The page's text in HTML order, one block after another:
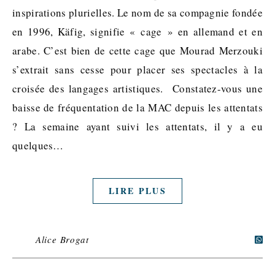
inspirations plurielles. Le nom de sa compagnie fondée
en 1996, Käfig, signifie « cage » en allemand et en
arabe. C’est bien de cette cage que Mourad Merzouki
s’extrait sans cesse pour placer ses spectacles à la
croisée des langages artistiques. Constatez-vous une
baisse de fréquentation de la MAC depuis les attentats
? La semaine ayant suivi les attentats, il y a eu
quelques…
LIRE PLUS
Alice Brogat